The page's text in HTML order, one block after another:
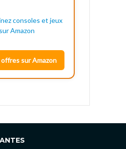
sur Amazon